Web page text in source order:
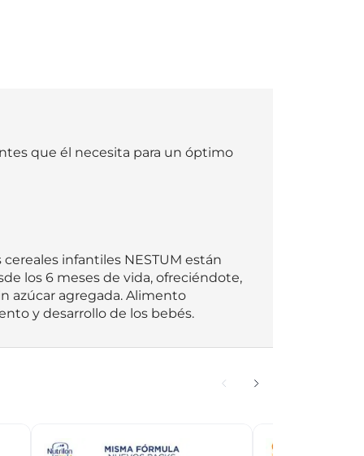
que él necesita para un óptimo
infantiles NESTUM están
los 6 meses de vida, ofreciéndote,
azúcar agregada. Alimento
y desarrollo de los bebés.